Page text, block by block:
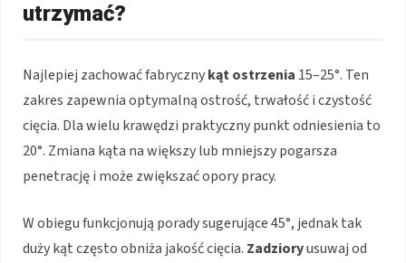
utrzymać?
Najlepiej zachować fabrycznykąt ostrzenia 15–25°. Ten
zakres zapewnia optymalną ostrość, trwałość i czystość
cięcia. Dla wielu krawędzi praktyczny punkt odniesienia to
20°. Zmiana kąta na większy lub mniejszy pogarsza
penetrację i może zwiększać opory pracy.
W obiegu funkcjonują porady sugerujące 45°, jednak tak
duży kąt często obniża jakość cięcia. Zadzioryusuwaj od